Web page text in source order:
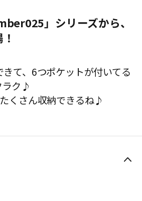
」シリーズから、
て、6つポケットが付いてる
ラク♪
くさん収納できるね♪